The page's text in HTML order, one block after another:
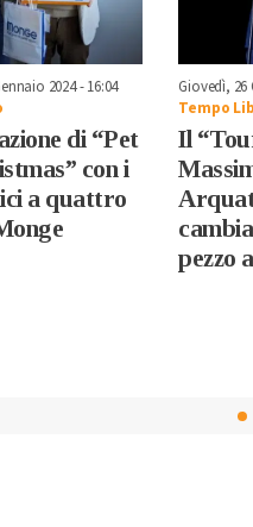
2024 - 16:04
di “Pet
con i
a quattro
Giovedì, 26
Tempo
Il
pezzo